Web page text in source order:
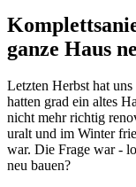
ganze Haus
Letzten Herbst hat
hatten grad ein altes
nicht mehr richtig
uralt und im Winter
war. Die Frage war -
neu bauen?